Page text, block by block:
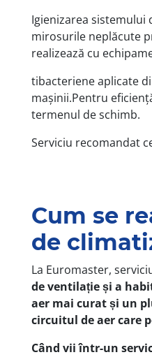
Igienizarea sistemului
mirosurile neplăcute
realizează cu
tibacteriene aplicate
mașinii.Pentru
termenul de schimb.
Serviciu recomandat
Cum se
de
La Euromaster,
de ventilație și a
aer mai curat și un
circuitul de aer care
Când vii într-un